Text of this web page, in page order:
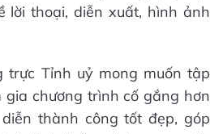
lời thoại, diễn xuất, hình ảnh
trực Tỉnh uỷ mong muốn tập
chương trình cố gắng hơn
thành công tốt đẹp, góp